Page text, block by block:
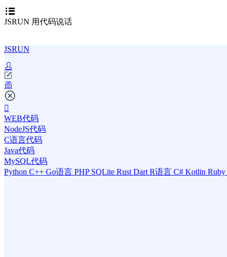
JSRUN 用代码说话
JSRUN
WEB代码
NodeJS代码
C语言代码
Java代码
MySQL代码
Python C++ Go语言 PHP SQLite Rust Dart R语言 C# Kotlin Ruby